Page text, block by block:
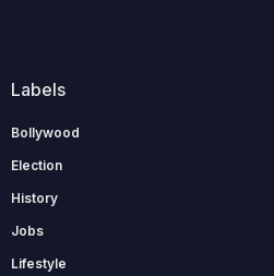
Labels
Bollywood
Election
History
Jobs
Lifestyle